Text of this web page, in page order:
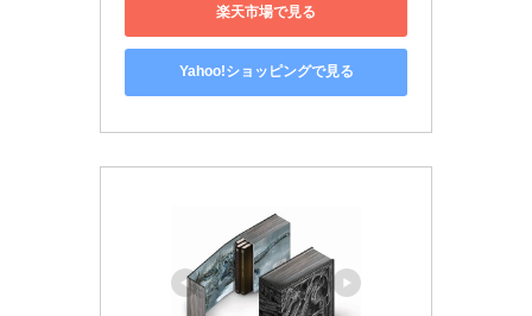
楽天市場で見る
Yahoo!ショッピングで見る